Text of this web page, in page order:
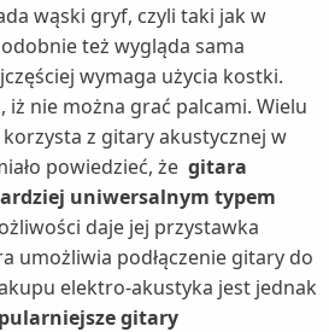
wąski gryf, czyli taki jak w
też wygląda sama
wymaga użycia kostki.
iż nie można grać palcami. Wielu
z gitary akustycznej w
powiedzieć, że gitara
uniwersalnym typem
daje jej przystawka
umożliwia podłączenie gitary do
elektro-akustyka jest jednak
gitary